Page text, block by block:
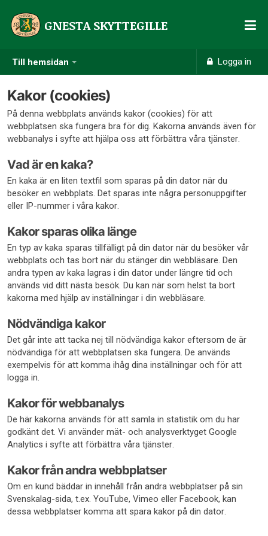
Till hemsidan Logga in
GNESTA SKYTTEGILLE
Kakor (cookies)
På denna webbplats används kakor (cookies) för att
webbplatsen ska fungera bra för dig. Kakorna används även för
webbanalys i syfte att hjälpa oss att förbättra våra tjänster.
Vad är en kaka?
En kaka är en liten textfil som sparas på din dator när du
besöker en webbplats. Det sparas inte några personuppgifter
eller IP-nummer i våra kakor.
Kakor sparas olika länge
En typ av kaka sparas tillfälligt på din dator när du besöker vår
webbplats och tas bort när du stänger din webbläsare. Den
andra typen av kaka lagras i din dator under längre tid och
används vid ditt nästa besök. Du kan när som helst ta bort
kakorna med hjälp av inställningar i din webbläsare.
Nödvändiga kakor
Det går inte att tacka nej till nödvändiga kakor eftersom de är
nödvändiga för att webbplatsen ska fungera. De används
exempelvis för att komma ihåg dina inställningar och för att
logga in.
Kakor för webbanalys
De här kakorna används för att samla in statistik om du har
godkänt det. Vi använder mät- och analysverktyget Google
Analytics i syfte att förbättra våra tjänster.
Kakor från andra webbplatser
Om en kund bäddar in innehåll från andra webbplatser på sin
Svenskalag-sida, t.ex. YouTube, Vimeo eller Facebook, kan
dessa webbplatser komma att spara kakor på din dator.